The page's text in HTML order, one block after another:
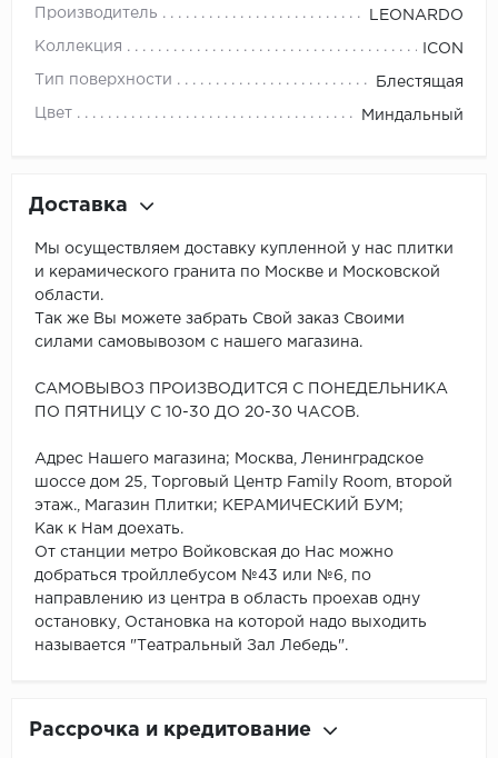
Производитель LEONARDO
Коллекция ICON
Тип поверхности Блестящая
Цвет Миндальный
Доставка
Мы осуществляем доставку купленной у нас плитки
и керамического гранита по Москве и Московской
области.
Так же Вы можете забрать Свой заказ Своими
силами самовывозом с нашего магазина.
САМОВЫВОЗ ПРОИЗВОДИТСЯ С ПОНЕДЕЛЬНИКА
ПО ПЯТНИЦУ С 10-30 ДО 20-30 ЧАСОВ.
Адрес Нашего магазина; Москва, Ленинградское
шоссе дом 25, Торговый Центр Family Room, второй
этаж., Магазин Плитки; КЕРАМИЧЕСКИЙ БУМ;
Как к Нам доехать.
От станции метро Войковская до Нас можно
добраться тройллебусом №43 или №6, по
направлению из центра в область проехав одну
остановку, Остановка на которой надо выходить
называется "Театральный Зал Лебедь".
Рассрочка и кредитование